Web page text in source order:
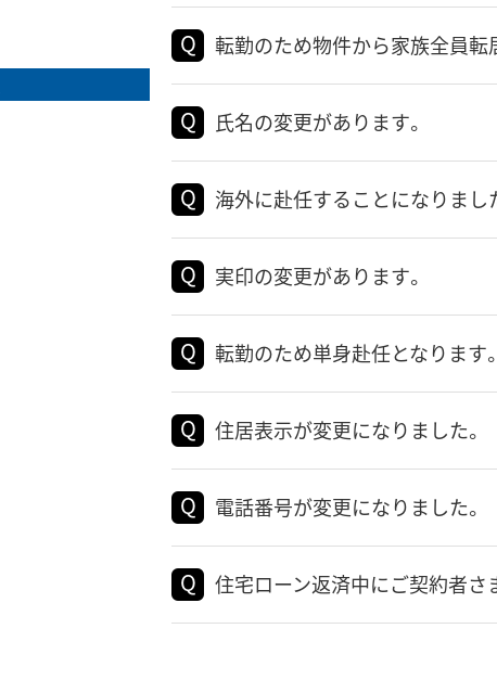
転勤のため物件から家族全員転
氏名の変更があります。
海外に赴任することになりまし
実印の変更があります。
転勤のため単身赴任となります。
住居表示が変更になりました。
電話番号が変更になりました。
住宅ローン返済中にご契約者